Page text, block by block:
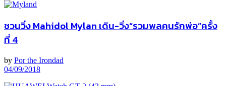
ชวนวิ่ง Mahidol Mylan เดิน-วิ่ง“รวมพลคนรักพ่อ”ครั้ง
ที่ 4
by Por the Irondad
04/09/2018